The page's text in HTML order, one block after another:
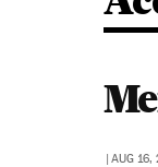
| AUG